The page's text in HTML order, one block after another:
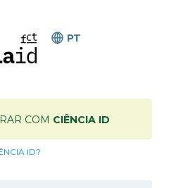
PT
COM CIÊNCIA ID
ID?